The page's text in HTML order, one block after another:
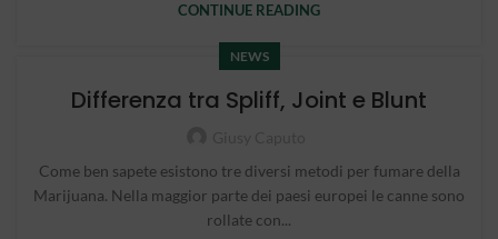
CONTINUE READING
NEWS
Differenza tra Spliff, Joint e Blunt
Come ben sapete esistono tre diversi metodi per fumare della
Marijuana. Nella maggior parte dei paesi europei le canne sono
rollate con...